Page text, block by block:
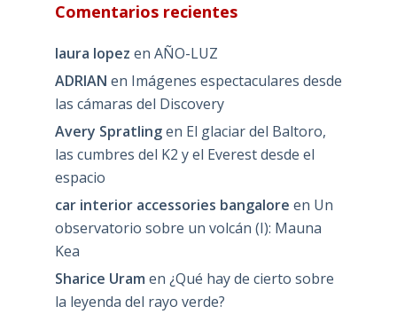
Comentarios recientes
laura lopez en AÑO-LUZ
ADRIAN en Imágenes espectaculares desde
las cámaras del Discovery
Avery Spratlingen El glaciar del Baltoro,
las cumbres del K2 y el Everest desde el
espacio
car interior accessories bangalore en Un
observatorio sobre un volcán (I): Mauna
Kea
Sharice Uram en ¿Qué hay de cierto sobre
la leyenda del rayo verde?